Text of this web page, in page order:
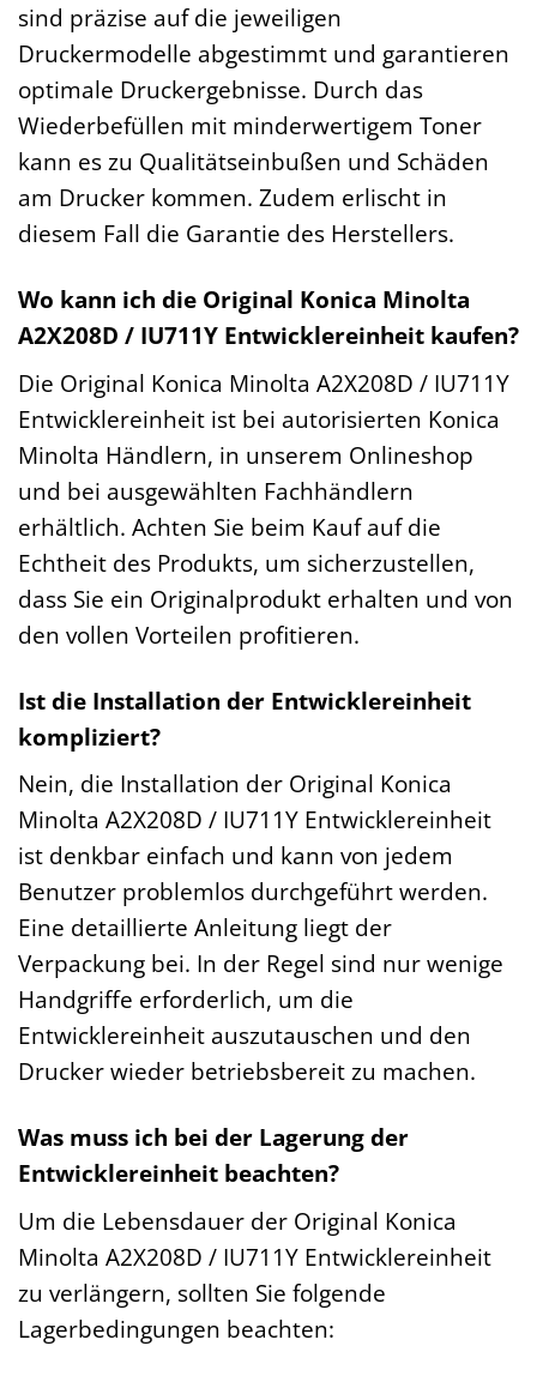
sind präzise auf die jeweiligen
Druckermodelle abgestimmt und garantieren
optimale Druckergebnisse. Durch das
Wiederbefüllen mit minderwertigem Toner
kann es zu Qualitätseinbußen und Schäden
am Drucker kommen. Zudem erlischt in
diesem Fall die Garantie des Herstellers.
Wo kann ich die Original Konica Minolta
A2X208D / IU711Y Entwicklereinheit kaufen?
Die Original Konica Minolta A2X208D / IU711Y
Entwicklereinheit ist bei autorisierten Konica
Minolta Händlern, in unserem Onlineshop
und bei ausgewählten Fachhändlern
erhältlich. Achten Sie beim Kauf auf die
Echtheit des Produkts, um sicherzustellen,
dass Sie ein Originalprodukt erhalten und von
den vollen Vorteilen profitieren.
Ist die Installation der Entwicklereinheit
kompliziert?
Nein, die Installation der Original Konica
Minolta A2X208D / IU711Y Entwicklereinheit
ist denkbar einfach und kann von jedem
Benutzer problemlos durchgeführt werden.
Eine detaillierte Anleitung liegt der
Verpackung bei. In der Regel sind nur wenige
Handgriffe erforderlich, um die
Entwicklereinheit auszutauschen und den
Drucker wieder betriebsbereit zu machen.
Was muss ich bei der Lagerung der
Entwicklereinheit beachten?
Um die Lebensdauer der Original Konica
Minolta A2X208D / IU711Y Entwicklereinheit
zu verlängern, sollten Sie folgende
Lagerbedingungen beachten: